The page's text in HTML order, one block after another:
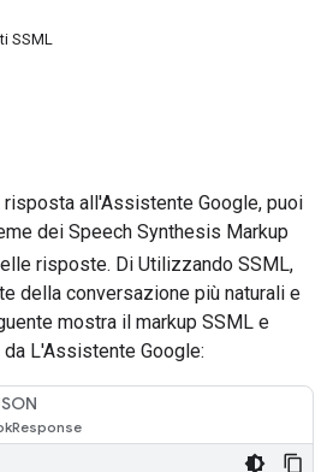
SSML
all'Assistente Google, puoi
dei Speech Synthesis Markup
risposte. Di Utilizzando SSML,
della conversazione più naturali e
mostra il markup SSML e
L'Assistente Google: